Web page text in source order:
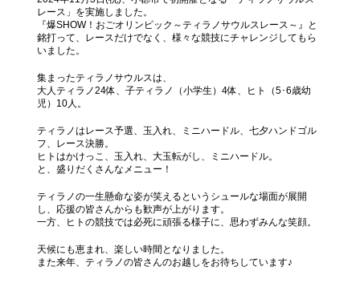
レース」を実施しました。
『爆SHOW！おごオリンピック～ティラノサウルスレース～』と
銘打って、レースだけでなく、様々な競技にチャレンジしてもら
いました。
集まったティラノサウルスは、
大人ティラノ24体、子ティラノ（小学生）4体、ヒト（5･6歳幼
児）10人。
ティラノはレース予選、玉入れ、ミニハードル、七夕ハンドゴル
フ、レース決勝。
ヒトはかけっこ、玉入れ、大玉転がし、ミニハードル。
と、盛りだくさんなメニュー！
ティラノの一生懸命な姿が笑えるというシュールな場面が展開
し、応援の皆さんからも歓声が上がります。
一方、ヒトの競技では必死に頑張る様子に、思わずみんな笑顔。
天候にも恵まれ、楽しい時間となりました。
また来年、ティラノの皆さんのお越しをお待ちしています♪